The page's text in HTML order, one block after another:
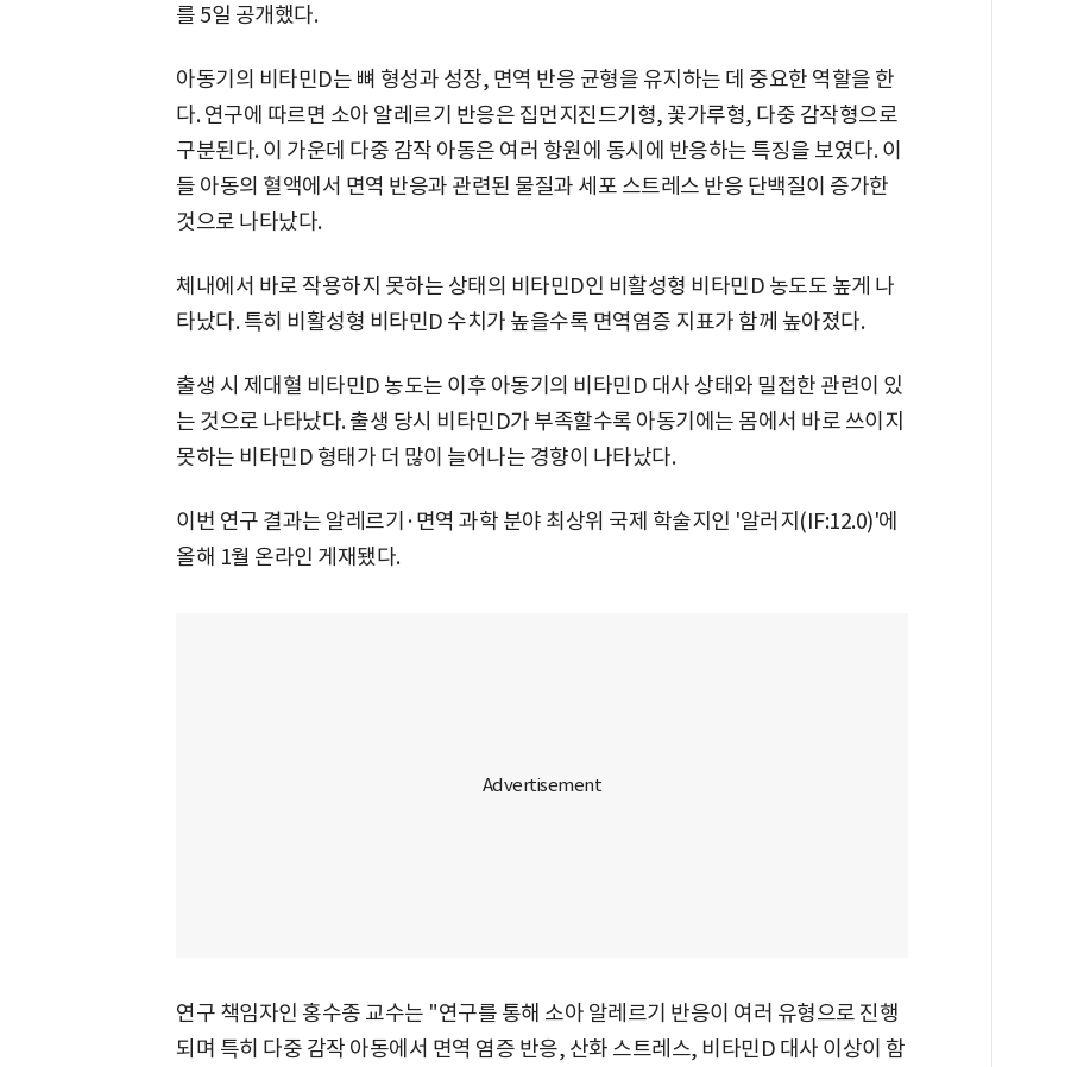
를 5일 공개했다.
아동기의 비타민D는 뼈 형성과 성장, 면역 반응 균형을 유지하는 데 중요한 역할을 한
다. 연구에 따르면 소아 알레르기 반응은 집먼지진드기형, 꽃가루형, 다중 감작형으로
구분된다. 이 가운데 다중 감작 아동은 여러 항원에 동시에 반응하는 특징을 보였다. 이
들 아동의 혈액에서 면역 반응과 관련된 물질과 세포 스트레스 반응 단백질이 증가한
것으로 나타났다.
체내에서 바로 작용하지 못하는 상태의 비타민D인 비활성형 비타민D 농도도 높게 나
타났다. 특히 비활성형 비타민D 수치가 높을수록 면역염증 지표가 함께 높아졌다.
출생 시 제대혈 비타민D 농도는 이후 아동기의 비타민D 대사 상태와 밀접한 관련이 있
는 것으로 나타났다. 출생 당시 비타민D가 부족할수록 아동기에는 몸에서 바로 쓰이지
못하는 비타민D 형태가 더 많이 늘어나는 경향이 나타났다.
이번 연구 결과는 알레르기·면역 과학 분야 최상위 국제 학술지인 '알러지(IF:12.0)'에
올해 1월 온라인 게재됐다.
연구 책임자인 홍수종 교수는 "연구를 통해 소아 알레르기 반응이 여러 유형으로 진행
되며 특히 다중 감작 아동에서 면역 염증 반응, 산화 스트레스, 비타민D 대사 이상이 함